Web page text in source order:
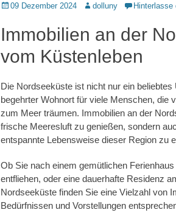
Posted
09 Dezember 2024 Autordolluny Hinterlasse
Immobilien an der
vom Küstenleben
Die Nordseeküste ist nicht nur ein
begehrter Wohnort für viele Menschen, die
zum Meer träumen. Immobilien an der
frische Meeresluft zu genießen, sondern
entspannte Lebensweise dieser Region zu
Ob Sie nach einem gemütlichen
entfliehen, oder eine dauerhafte Residenz
Nordseeküste finden Sie eine Vielzahl von
Bedürfnissen und Vorstellungen